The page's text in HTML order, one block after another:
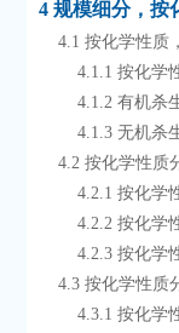
4 规模细分，按
4.1 按化学性
4.1.1
4.1.2 有机
4.1.3 无机
4.2 按化学
4.2.1
4.2.2
4.2.3
4.3 按化学
4.3.1